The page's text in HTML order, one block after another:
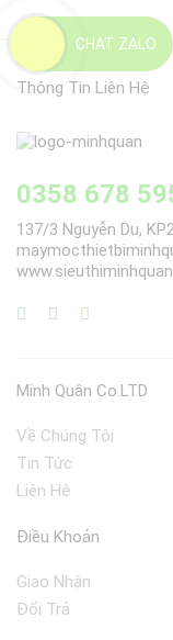
CHAT ZALO
Thông Tin Liên Hệ
0358 678
137/3 Nguyễn Du,
Minh Quân Co.LTD
Về Chúng Tôi
Tin Tức
Liên Hệ
Điều Khoản
Giao Nhận
Đổi Trả